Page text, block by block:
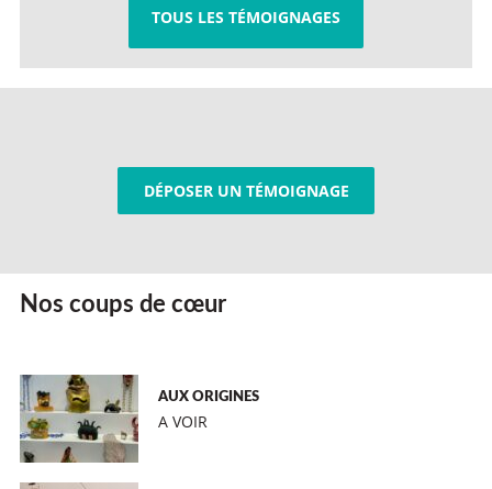
TOUS LES TÉMOIGNAGES
DÉPOSER UN TÉMOIGNAGE
Nos coups de cœur
AUX ORIGINES
A VOIR